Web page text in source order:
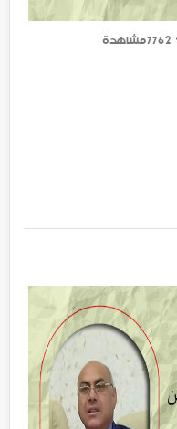
2 776
مشاهدة